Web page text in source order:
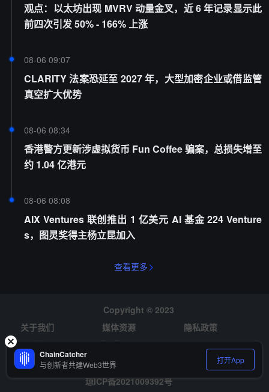
观点：以太坊出现 MVRV 动量金叉，近 6 年记录显示此
前四次引发 50% - 166% 上涨
08-06 09:07
CLARITY 法案恐延至 2027 年，大型加密企业或借监管
真空扩大优势
08-06 08:34
香港警方更新涉虚拟货币 Fun Coffee 骗案，总损失增至
约 1.04 亿港元
08-06 08:08
AIX Ventures 联创推出 1 亿美元 AI 基金 224 Venture
s，图灵奖得主杨立昆加入
查看更多
Copyright © 2023
关于我们
媒体资源
隐私政策
风险提示
招聘
琼ICP备2021009392号
ChainCatcher
与创新者共建Web3世界 打开App